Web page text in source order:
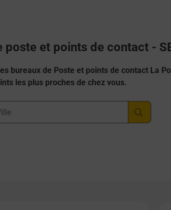
poste et points de contact -
bureaux de Poste et points de contact La
les plus proches de chez vous.
Code Postal